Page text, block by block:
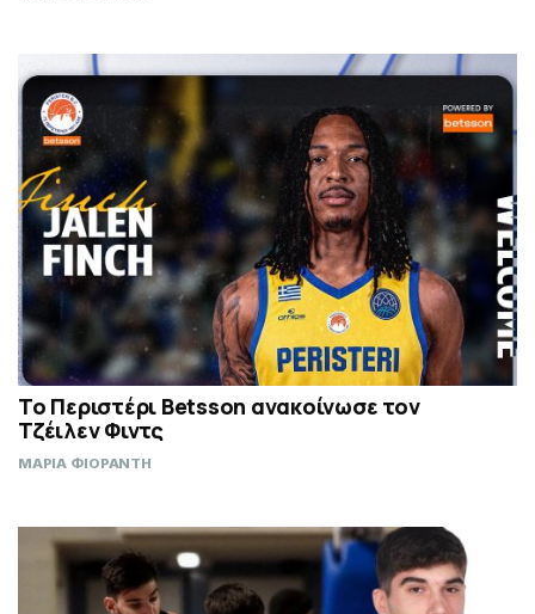
Το Περιστέρι Betsson ανακοίνωσε τον
Τζέιλεν Φιντς
ΜΑΡΙΑ ΦΙΟΡΑΝΤΗ